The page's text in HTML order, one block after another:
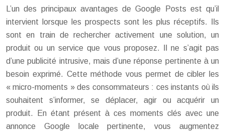
L’un des principaux avantages de Google Posts est qu’il
intervient lorsque les prospects sont les plus réceptifs. Ils
sont en train de rechercher activement une solution, un
produit ou un service que vous proposez. Il ne s’agit pas
d’une publicité intrusive, mais d’une réponse pertinente à un
besoin exprimé. Cette méthode vous permet de cibler les
« micro-moments » des consommateurs : ces instants où ils
souhaitent s’informer, se déplacer, agir ou acquérir un
produit. En étant présent à ces moments clés avec une
annonce Google locale pertinente, vous augmentez